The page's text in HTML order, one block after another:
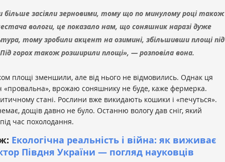
більше засіяли зерновими, тому що по минулому році також
вологи, це показало нам, що соняшник наразі дуже
тому зробили акцент на озимині, збільшивши площі під
горох також розширили площі», — розповіла вона.
площі зменшили, але від нього не відмовились. Однак ця
«провальна», врожаю соняшнику не буде, каже фермерка.
стані. Рослини вже викидають кошики і «печуться».
дощів давно не було. Останню вологу дав сніг, який
час похолодання.
Екологічна реальність і війна: як виживає
Півдня України — погляд науковців